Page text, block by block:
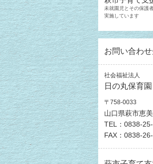
未就園児とその保護
実施しています
お問い合わ
社会福祉法人
日の丸保育園
〒758-0033
山口県萩市恵
TEL：0838-
FAX：0838-